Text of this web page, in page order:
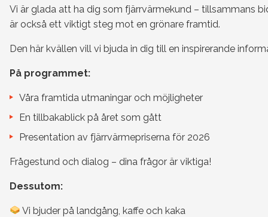
Vi är glada att ha dig som fjärrvärmekund – tillsammans
är också ett viktigt steg mot en grönare framtid.
Den här kvällen vill vi bjuda in dig till en inspirerande
På programmet:
Våra framtida utmaningar och möjligheter
En tillbakablick på året som gått
Presentation av fjärrvärmepriserna för 2026
Frågestund och dialog – dina frågor är viktiga!
Dessutom:
Vi bjuder på landgång, kaffe och kaka